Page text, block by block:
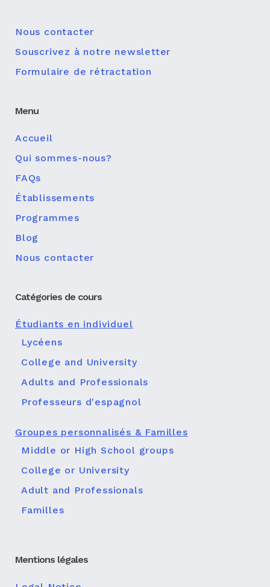
Nous contacter
Souscrivez à notre newsletter
Formulaire de rétractation
Menu
Accueil
Qui sommes-nous?
FAQs
Établissements
Programmes
Blog
Nous contacter
Catégories de cours
Étudiants en individuel
Lycéens
College and University
Adults and Professionals
Professeurs d'espagnol
Groupes personnalisés & Familles
Middle or High School groups
College or University
Adult and Professionals
Familles
Mentions légales